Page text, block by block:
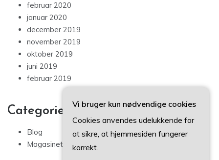
februar 2020
januar 2020
december 2019
november 2019
oktober 2019
juni 2019
februar 2019
Categories
Blog
Magasinet
Vi bruger kun nødvendige cookies
Cookies anvendes udelukkende for
at sikre, at hjemmesiden fungerer
korrekt.